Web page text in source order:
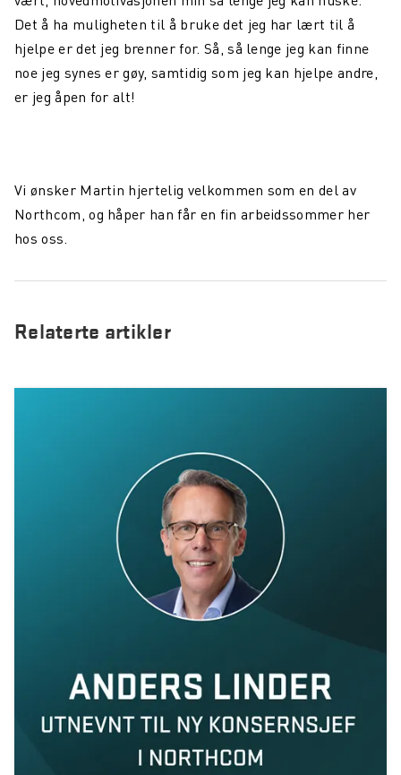
Det å ha muligheten til å bruke det jeg har lært til å
hjelpe er det jeg brenner for. Så, så lenge jeg kan finne
noe jeg synes er gøy, samtidig som jeg kan hjelpe andre,
er jeg åpen for alt!
Vi ønsker Martin hjertelig velkommen som en del av
Northcom, og håper han får en fin arbeidssommer her
hos oss.
Relaterte artikler